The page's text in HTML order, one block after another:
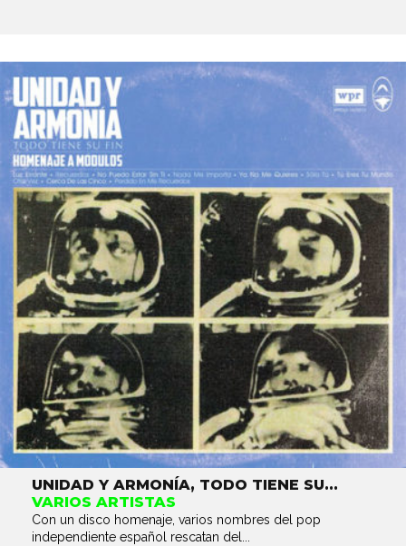
UNIDAD Y ARMONÍA, TODO TIENE SU...
VARIOS ARTISTAS
Con un disco homenaje, varios nombres del pop
independiente español rescatan del...